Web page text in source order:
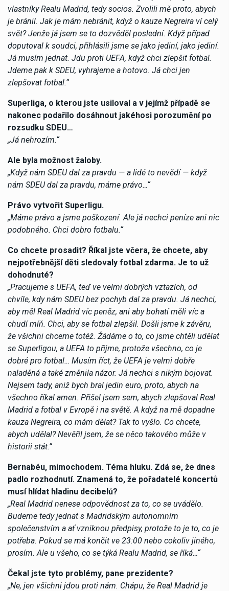
vlastníky Realu Madrid, tedy socios. Zvolili mě proto, abych
je bránil. Jak je mám nebránit, když o kauze Negreira ví celý
svět? Jenže já jsem se to dozvěděl poslední. Když případ
doputoval k soudci, přihlásili jsme se jako jediní, jako jediní.
Já musím jednat. Jdu proti UEFA, když chci zlepšit fotbal.
Jdeme pak k SDEU, vyhrajeme a hotovo. Já chci jen
zlepšovat fotbal.“
Superliga, o kterou jste usiloval a v jejímž případě se
nakonec podařilo dosáhnout jakéhosi porozumění po
rozsudku SDEU…
„Já nehrozím.“
Ale byla možnost žaloby.
„Když nám SDEU dal za pravdu — a lidé to nevědí — když
nám SDEU dal za pravdu, máme právo…“
Právo vytvořit Superligu.
„Máme právo a jsme poškození. Ale já nechci peníze ani nic
podobného. Chci dobro fotbalu.“
Co chcete prosadit? Říkal jste včera, že chcete, aby
nejpotřebnější děti sledovaly fotbal zdarma. Je to už
dohodnuté?
„Pracujeme s UEFA, teď ve velmi dobrých vztazích, od
chvíle, kdy nám SDEU bez pochyb dal za pravdu. Já nechci,
aby měl Real Madrid víc peněz, ani aby bohatí měli víc a
chudí míň. Chci, aby se fotbal zlepšil. Došli jsme k závěru,
že všichni chceme totéž. Žádáme o to, co jsme chtěli udělat
se Superligou, a UEFA to přijme, protože všechno, co je
dobré pro fotbal… Musím říct, že UEFA je velmi dobře
naladěná a také změnila názor. Já nechci s nikým bojovat.
Nejsem tady, aniž bych bral jedin euro, proto, abych na
všechno říkal amen. Přišel jsem sem, abych zlepšoval Real
Madrid a fotbal v Evropě i na světě. A když na mě dopadne
kauza Negreira, co mám dělat? Tak to vyšlo. Co chcete,
abych udělal? Nevěřil jsem, že se něco takového může v
historii stát.“
Bernabéu, mimochodem. Téma hluku. Zdá se, že dnes
padlo rozhodnutí. Znamená to, že pořadatelé koncertů
musí hlídat hladinu decibelů?
„Real Madrid nenese odpovědnost za to, co se uvádělo.
Budeme tedy jednat s Madridským autonomním
společenstvím a ať vzniknou předpisy, protože to je to, co je
potřeba. Pokud se má končit ve 23:00 nebo cokoliv jiného,
prosím. Ale u všeho, co se týká Realu Madrid, se říká…“
Čekal jste tyto problémy, pane prezidente?
„Ne, jen všichni jdou proti nám. Chápu, že Real Madrid je